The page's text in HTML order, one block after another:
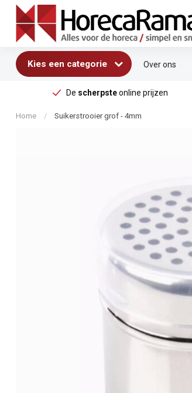
Kies een categorie Over ons
De scherpsteonline prijzen
Home / Suikerstrooier grof - 4mm